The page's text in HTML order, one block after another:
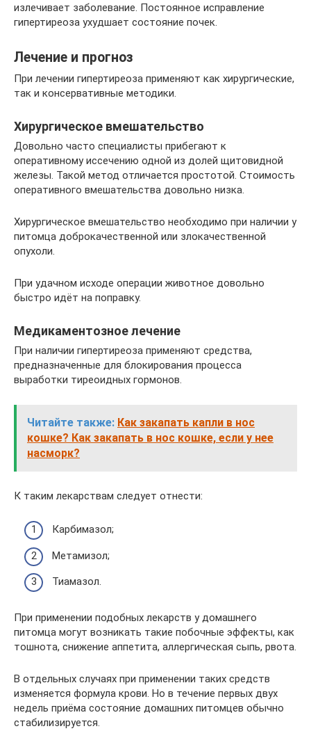
излечивает заболевание. Постоянное исправление
гипертиреоза ухудшает состояние почек.
Лечение и прогноз
При лечении гипертиреоза применяют как хирургические,
так и консервативные методики.
Хирургическое вмешательство
Довольно часто специалисты прибегают к
оперативному иссечению одной из долей щитовидной
железы. Такой метод отличается простотой. Стоимость
оперативного вмешательства довольно низка.
Хирургическое вмешательство необходимо при наличии у
питомца доброкачественной или злокачественной
опухоли.
При удачном исходе операции животное довольно
быстро идёт на поправку.
Медикаментозное лечение
При наличии гипертиреоза применяют средства,
предназначенные для блокирования процесса
выработки тиреоидных гормонов.
Читайте также: Как закапать капли в нос
кошке? Как закапать в нос кошке, если у нее
насморк?
К таким лекарствам следует отнести:
Карбимазол;
Метамизол;
Тиамазол.
При применении подобных лекарств у домашнего
питомца могут возникать такие побочные эффекты, как
тошнота, снижение аппетита, аллергическая сыпь, рвота.
В отдельных случаях при применении таких средств
изменяется формула крови. Но в течение первых двух
недель приёма состояние домашних питомцев обычно
стабилизируется.